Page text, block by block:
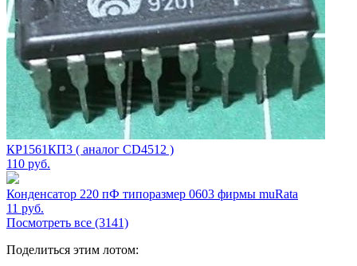
КР1561КП3 ( аналог CD4512 )
110 руб.
Конденсатор 220 пФ типоразмер 0603 фирмы muRata
11 руб.
Посмотреть все (3141)
Поделиться этим лотом: